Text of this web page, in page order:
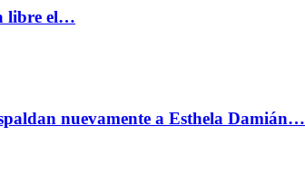
libre el…
nuevamente a Esthela Damián…